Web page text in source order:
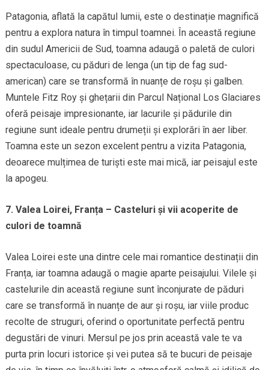
Patagonia, aflată la capătul lumii, este o destinație magnifică
pentru a explora natura în timpul toamnei. În această regiune
din sudul Americii de Sud, toamna adaugă o paletă de culori
spectaculoase, cu păduri de lenga (un tip de fag sud-
american) care se transformă în nuanțe de roșu și galben.
Muntele Fitz Roy și ghețarii din Parcul Național Los Glaciares
oferă peisaje impresionante, iar lacurile și pădurile din
regiune sunt ideale pentru drumeții și explorări în aer liber.
Toamna este un sezon excelent pentru a vizita Patagonia,
deoarece mulțimea de turiști este mai mică, iar peisajul este
la apogeu.
7. Valea Loirei, Franța – Casteluri și vii acoperite de
culori de toamnă
Valea Loirei este una dintre cele mai romantice destinații din
Franța, iar toamna adaugă o magie aparte peisajului. Vilele și
castelurile din această regiune sunt înconjurate de păduri
care se transformă în nuanțe de aur și roșu, iar viile produc
recolte de struguri, oferind o oportunitate perfectă pentru
degustări de vinuri. Mersul pe jos prin această vale te va
purta prin locuri istorice și vei putea să te bucuri de peisaje